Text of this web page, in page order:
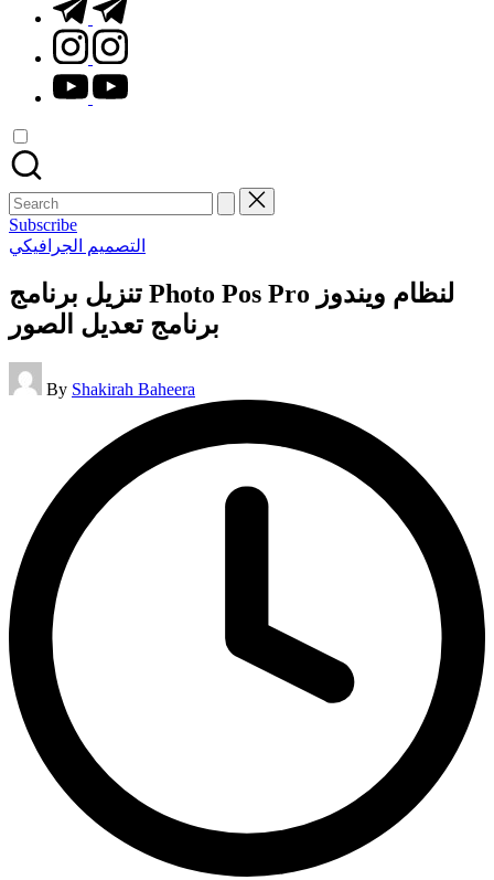
instagram.com
youtube.com
Search
for:
Subscribe
Posted
التصميم الجرافيكي
تنزيل برنامج Photo Pos Pro لنظام ويندوز
برنامج تعديل الصور
Posted
by
By Shakirah Baheera